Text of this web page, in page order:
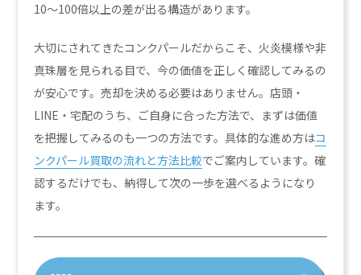
10〜100倍以上の差が出る構造があります。
大切にされてきたコンクパールだからこそ、火炎模様や非
真珠層を見られる目で、今の価値を正しく確認してみるの
が安心です。売却を決める必要はありません。店頭・
LINE・宅配のうち、ご自身に合った方法で、まずは価値
を把握してみるのも一つの方法です。具体的な進め方はコ
ンクパール買取の流れと方法比較でご案内しています。確
認するだけでも、納得して次の一歩を選べるようになり
ます。